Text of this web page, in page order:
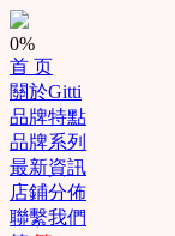
0%
首 页
關於Gitti
品牌特點
品牌系列
最新資訊
店鋪分佈
聯繫我們